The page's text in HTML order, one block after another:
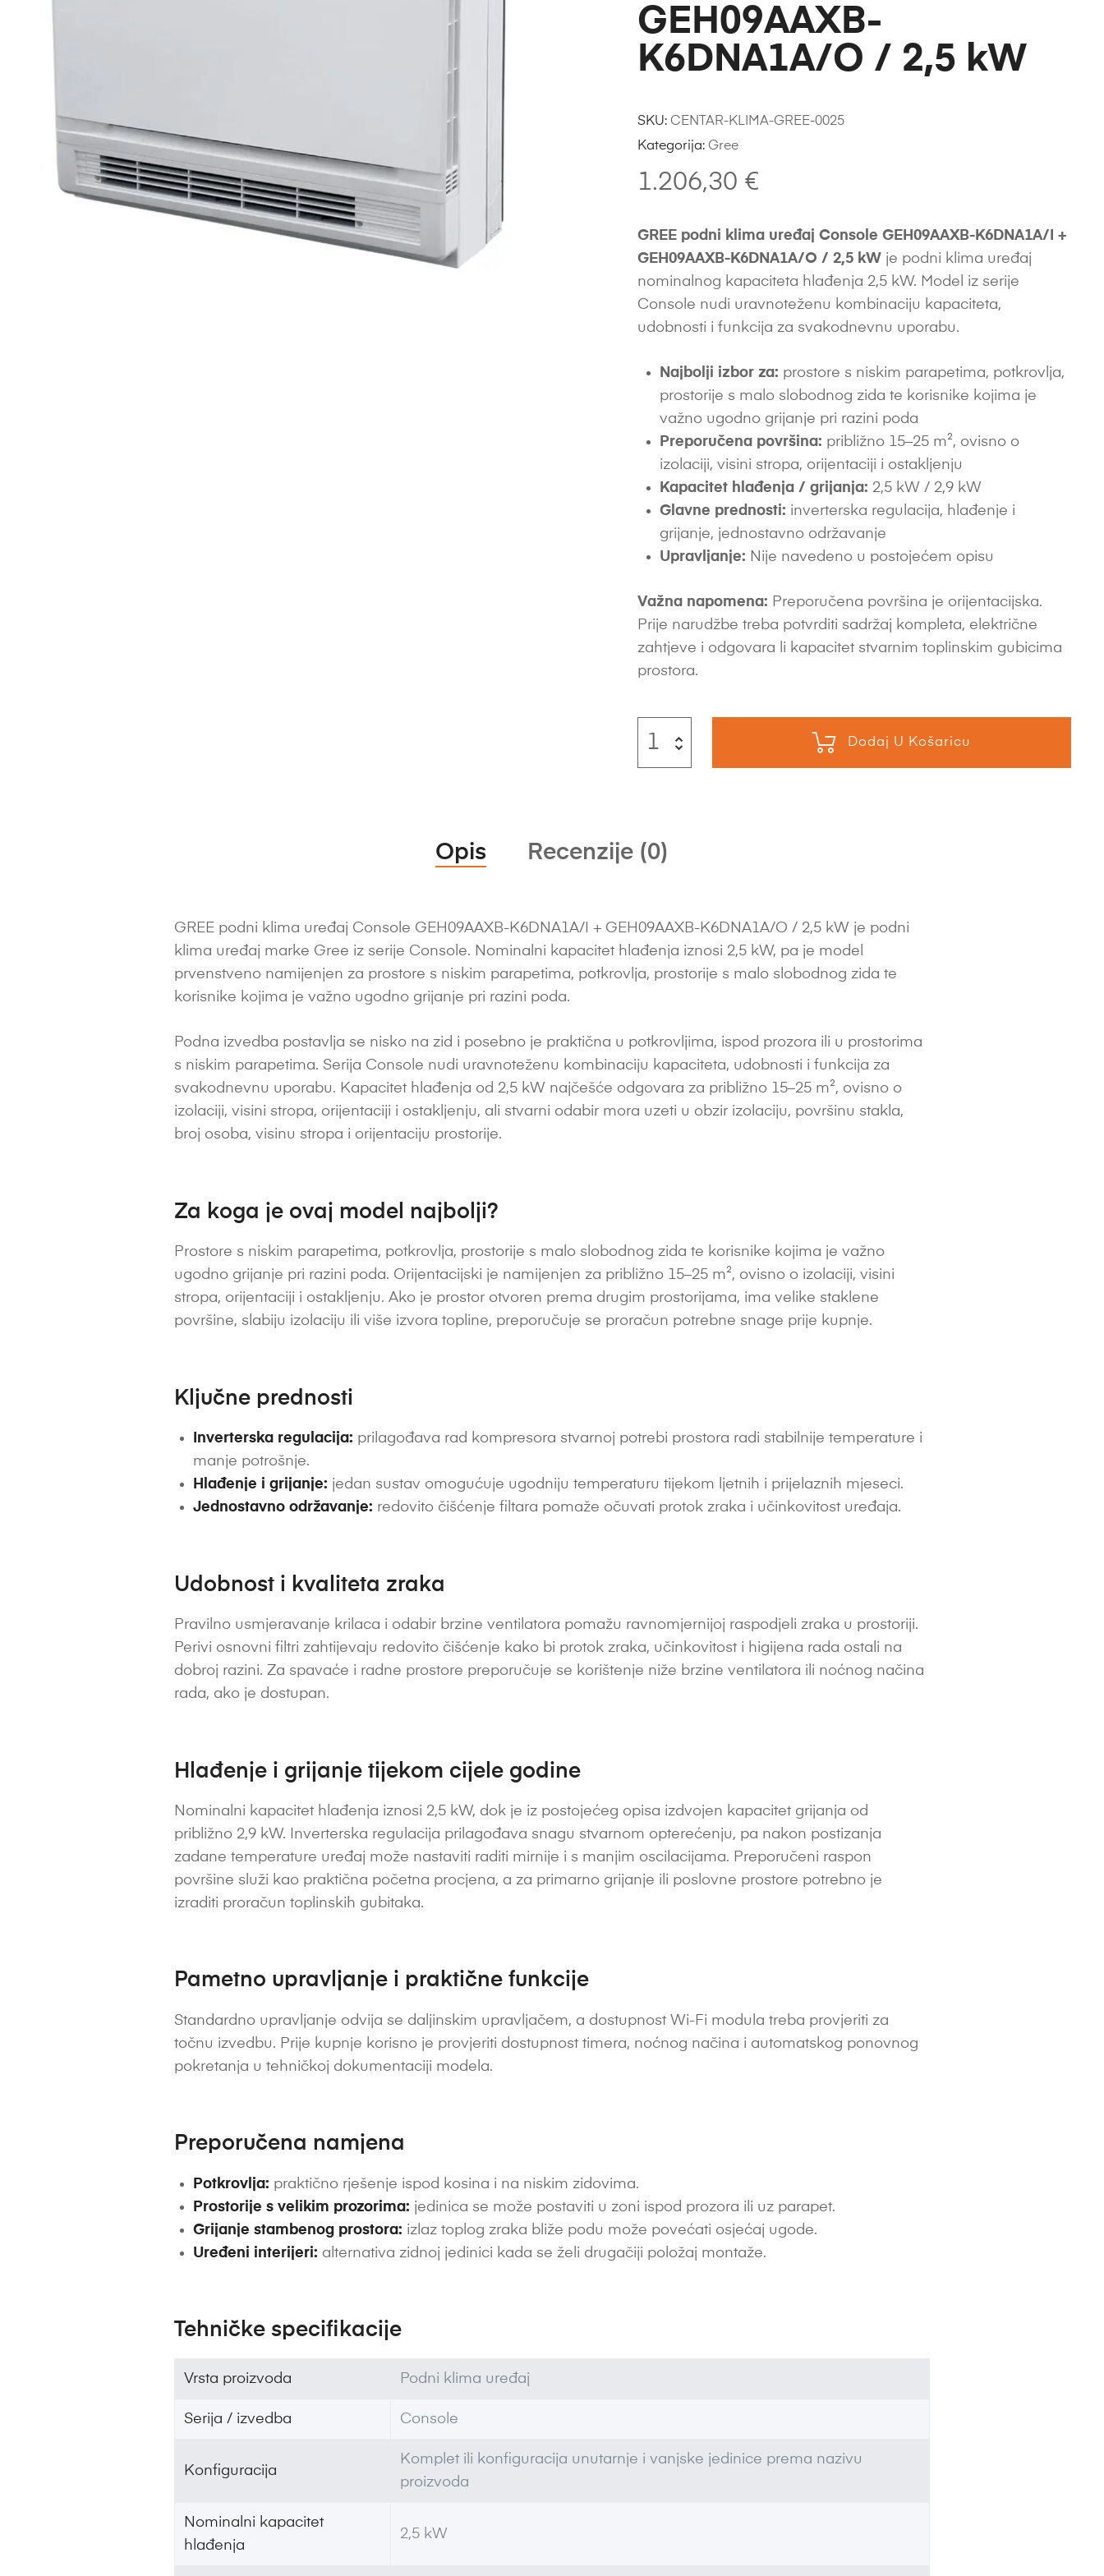
GEH09AAXB-
K6DNA1A/O / 2,5 kW
1.206,30 €
GREE podni klima uređaj Console GEH09AAXB-K6DNA1A/I +
GEH09AAXB-K6DNA1A/O / 2,5 kW je podni klima uređaj
nominalnog kapaciteta hlađenja 2,5 kW. Model iz serije
Console nudi uravnoteženu kombinaciju kapaciteta,
udobnosti i funkcija za svakodnevnu uporabu.
Najbolji izbor za: prostore s niskim parapetima, potkrovlja,
prostorije s malo slobodnog zida te korisnike kojima je
važno ugodno grijanje pri razini poda
Preporučena površina: približno 15–25 m², ovisno o
izolaciji, visini stropa, orijentaciji i ostakljenju
Kapacitet hlađenja / grijanja: 2,5 kW / 2,9 kW
Glavne prednosti: inverterska regulacija, hlađenje i
grijanje, jednostavno održavanje
Upravljanje: Nije navedeno u postojećem opisu
Važna napomena: Preporučena površina je orijentacijska.
Prije narudžbe treba potvrditi sadržaj kompleta, električne
zahtjeve i odgovara li kapacitet stvarnim toplinskim gubicima
prostora.
Dodaj U Košaricu
SKU: CENTAR-KLIMA-GREE-0025
Kategorija: Gree
Opis Recenzije (0)
GREE podni klima uređaj Console GEH09AAXB-K6DNA1A/I + GEH09AAXB-K6DNA1A/O / 2,5 kW je podni
klima uređaj marke Gree iz serije Console. Nominalni kapacitet hlađenja iznosi 2,5 kW, pa je model
prvenstveno namijenjen za prostore s niskim parapetima, potkrovlja, prostorije s malo slobodnog zida te
korisnike kojima je važno ugodno grijanje pri razini poda.
Podna izvedba postavlja se nisko na zid i posebno je praktična u potkrovljima, ispod prozora ili u prostorima
s niskim parapetima. Serija Console nudi uravnoteženu kombinaciju kapaciteta, udobnosti i funkcija za
svakodnevnu uporabu. Kapacitet hlađenja od 2,5 kW najčešće odgovara za približno 15–25 m², ovisno o
izolaciji, visini stropa, orijentaciji i ostakljenju, ali stvarni odabir mora uzeti u obzir izolaciju, površinu stakla,
broj osoba, visinu stropa i orijentaciju prostorije.
Za koga je ovaj model najbolji?
Prostore s niskim parapetima, potkrovlja, prostorije s malo slobodnog zida te korisnike kojima je važno
ugodno grijanje pri razini poda. Orijentacijski je namijenjen za približno 15–25 m², ovisno o izolaciji, visini
stropa, orijentaciji i ostakljenju. Ako je prostor otvoren prema drugim prostorijama, ima velike staklene
površine, slabiju izolaciju ili više izvora topline, preporučuje se proračun potrebne snage prije kupnje.
Ključne prednosti
Inverterska regulacija: prilagođava rad kompresora stvarnoj potrebi prostora radi stabilnije temperature i
manje potrošnje.
Hlađenje i grijanje: jedan sustav omogućuje ugodniju temperaturu tijekom ljetnih i prijelaznih mjeseci.
Jednostavno održavanje: redovito čišćenje filtara pomaže očuvati protok zraka i učinkovitost uređaja.
Udobnost i kvaliteta zraka
Pravilno usmjeravanje krilaca i odabir brzine ventilatora pomažu ravnomjernijoj raspodjeli zraka u prostoriji.
Perivi osnovni filtri zahtijevaju redovito čišćenje kako bi protok zraka, učinkovitost i higijena rada ostali na
dobroj razini. Za spavaće i radne prostore preporučuje se korištenje niže brzine ventilatora ili noćnog načina
rada, ako je dostupan.
Hlađenje i grijanje tijekom cijele godine
Nominalni kapacitet hlađenja iznosi 2,5 kW, dok je iz postojećeg opisa izdvojen kapacitet grijanja od
približno 2,9 kW. Inverterska regulacija prilagođava snagu stvarnom opterećenju, pa nakon postizanja
zadane temperature uređaj može nastaviti raditi mirnije i s manjim oscilacijama. Preporučeni raspon
površine služi kao praktična početna procjena, a za primarno grijanje ili poslovne prostore potrebno je
izraditi proračun toplinskih gubitaka.
Pametno upravljanje i praktične funkcije
Standardno upravljanje odvija se daljinskim upravljačem, a dostupnost Wi-Fi modula treba provjeriti za
točnu izvedbu. Prije kupnje korisno je provjeriti dostupnost timera, noćnog načina i automatskog ponovnog
pokretanja u tehničkoj dokumentaciji modela.
Preporučena namjena
Potkrovlja: praktično rješenje ispod kosina i na niskim zidovima.
Prostorije s velikim prozorima: jedinica se može postaviti u zoni ispod prozora ili uz parapet.
Grijanje stambenog prostora: izlaz toplog zraka bliže podu može povećati osjećaj ugode.
Uređeni interijeri: alternativa zidnoj jedinici kada se želi drugačiji položaj montaže.
Tehničke specifikacije
Vrsta proizvoda Podni klima uređaj
Serija / izvedba Console
Konfiguracija
Komplet ili konfiguracija unutarnje i vanjske jedinice prema nazivu
proizvoda
Nominalni kapacitet
hlađenja
2,5 kW